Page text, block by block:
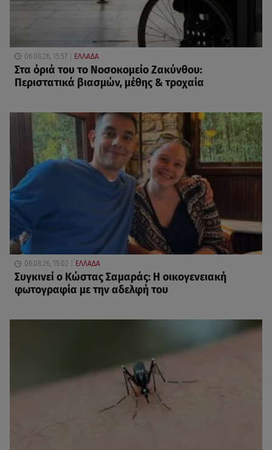
06.08.26, 15:57 ΕΛΛΑΔΑ
Στα όριά του το Νοσοκομείο Ζακύνθου:
Περιστατικά βιασμών, μέθης & τροχαία
06.08.26, 15:02 ΕΛΛΑΔΑ
Συγκινεί ο Κώστας Σαμαράς: Η οικογενειακή
φωτογραφία με την αδελφή του